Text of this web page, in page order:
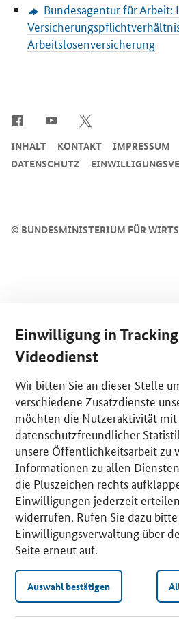
Bundesagentur für Arbeit:
Arbeitslosenversicherung
© BUNDESMINISTERIUM FÜR
INHALT KONTAKT IMPRESSUM
DATENSCHUTZ
Einwilligung in
Videodienst
Wir bitten Sie an dieser Stelle
verschiedene Zusatzdienste
möchten die Nutzeraktivität
datenschutzfreundlicher
unsere Öffentlichkeitsarbeit zu
Informationen zu allen
die Pluszeichen rechts
Einwilligungen jederzeit
widerrufen. Rufen Sie dazu
Einwilligungsverwaltung über
Seite erneut auf.
Auswahl bestätigen